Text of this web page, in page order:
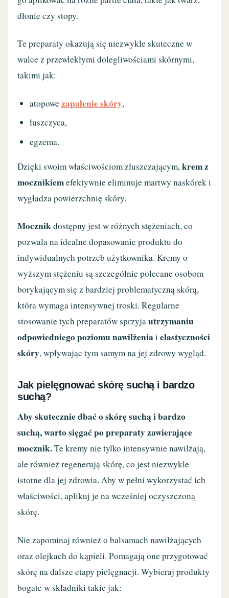
dłonie czy stopy.
Te preparaty okazują się niezwykle skuteczne w
walce z przewlekłymi dolegliwościami skórnymi,
takimi jak:
atopowezapalenie skóry,
łuszczyca,
egzema.
Dzięki swoim właściwościom złuszczającym,krem z
mocznikiemefektywnie eliminuje martwy naskórek i
wygładza powierzchnię skóry.
Mocznikdostępny jest w różnych stężeniach, co
pozwala na idealne dopasowanie produktu do
indywidualnych potrzeb użytkownika. Kremy o
wyższym stężeniu są szczególnie polecane osobom
borykającym się z bardziej problematyczną skórą,
która wymaga intensywnej troski. Regularne
stosowanie tych preparatów sprzyjautrzymaniu
odpowiedniego poziomu nawilżenia ielastyczności
skóry, wpływając tym samym na jej zdrowy wygląd.
Jak pielęgnować skórę suchą i bardzo
suchą?
Aby skutecznie dbać o skórę suchą i bardzo
suchą, warto sięgać po preparaty zawierające
mocznik.Te kremy nie tylko intensywnie nawilżają,
ale również regenerują skórę, co jest niezwykle
istotne dla jej zdrowia. Aby w pełni wykorzystać ich
właściwości, aplikuj je na wcześniej oczyszczoną
skórę.
Nie zapominaj również o balsamach nawilżających
oraz olejkach do kąpieli. Pomagają one przygotować
skórę na dalsze etapy pielęgnacji. Wybieraj produkty
bogate w składniki takie jak: